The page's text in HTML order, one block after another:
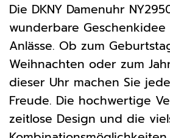
Die DKNY Damenuhr
wunderbare
Anlässe. Ob zum
Weihnachten oder zum
dieser Uhr machen Sie
Freude. Die hochwertige
zeitlose Design und die